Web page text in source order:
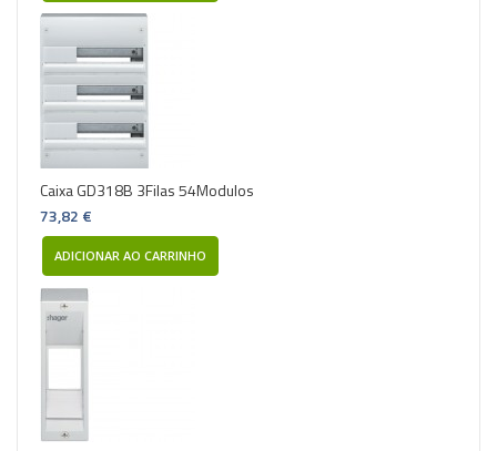
Caixa GD318B 3Filas 54Modulos
73,82 €
ADICIONAR AO CARRINHO